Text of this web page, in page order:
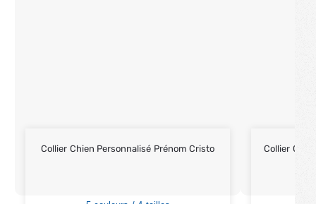
Collier Chien Personnalisé Prénom Cristo Collier